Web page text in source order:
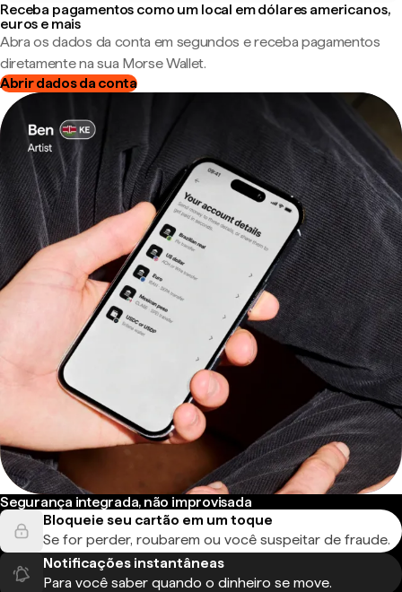
Receba pagamentos como um local em dólares americanos,
euros e mais
Abra os dados da conta em segundos e receba pagamentos
diretamente na sua Morse Wallet.
Abrir dados da conta
Segurança integrada, não improvisada
Bloqueie seu cartão em um toque
Se for perder, roubarem ou você suspeitar de fraude.
Notificações instantâneas
Para você saber quando o dinheiro se move.